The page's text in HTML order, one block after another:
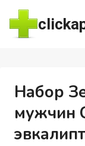
Перейти
содержимому
Набор
мужчин